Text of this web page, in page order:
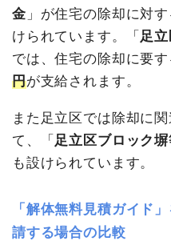
金 」が住宅の除却に対
けられています。「足
では、住宅の除却に要
円が支給されます。
また足立区では除却に
て、「足立区ブロック
も設けられています。
「解体無料見積ガイド
請する場合の比較